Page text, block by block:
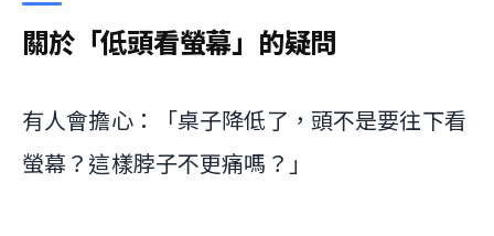
關於「低頭看螢幕」的疑問
有人會擔心：「桌子降低了，頭不是要往下看
螢幕？這樣脖子不更痛嗎？」